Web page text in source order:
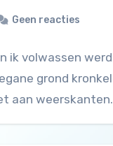
Geen reacties
ik volwassen
grond
aan